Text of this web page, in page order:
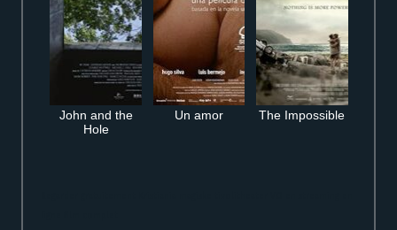
John and the
Hole
Un amor The Impossible